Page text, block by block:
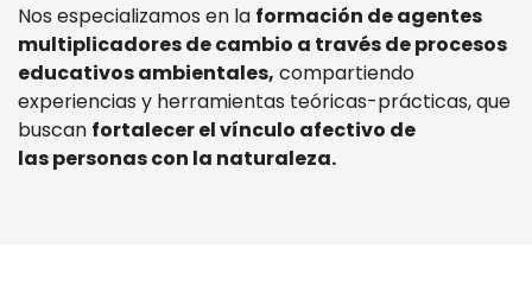
Nos especializamos en la formación de agentes
multiplicadores de cambio a través de procesos
educativos ambientales, compartiendo
experiencias y herramientas teóricas-prácticas, que
buscan fortalecer el vínculo afectivo de
las personas con la naturaleza.